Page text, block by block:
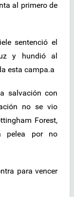
al primero de
sentenció el
y hundió al
esta campa.a
salvación con
no se vio
Forest,
pelea por no
para vencer